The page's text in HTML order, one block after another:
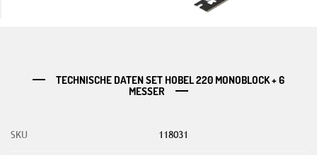
TECHNISCHE DATEN SET HOBEL 220 MONOBLOCK + 6
MESSER
SKU 118031